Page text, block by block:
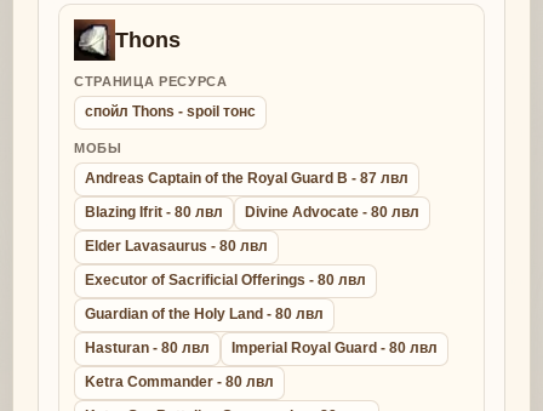
Thons
СТРАНИЦА РЕСУРСА
спойл Thons - spoil тонс
МОБЫ
Andreas Captain of the Royal Guard B - 87 лвл
Blazing Ifrit - 80 лвл
Divine Advocate - 80 лвл
Elder Lavasaurus - 80 лвл
Executor of Sacrificial Offerings - 80 лвл
Guardian of the Holy Land - 80 лвл
Hasturan - 80 лвл
Imperial Royal Guard - 80 лвл
Ketra Commander - 80 лвл